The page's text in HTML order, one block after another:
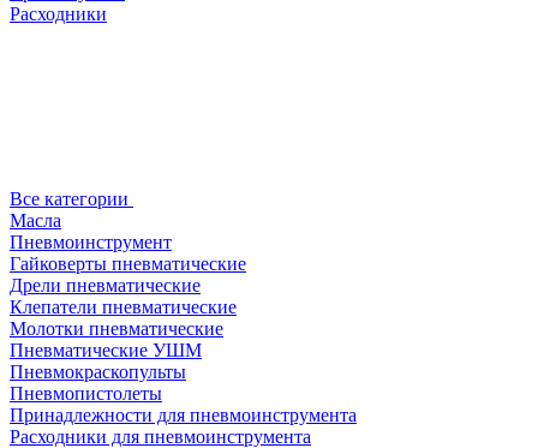
Расходники
Все категории
Масла
Пневмоинструмент
Гайковерты пневматические
Дрели пневматические
Клепатели пневматические
Молотки пневматические
Пневматические УШМ
Пневмокраскопульты
Пневмопистолеты
Принадлежности для пневмоинструмента
Расходники для пневмоинструмента